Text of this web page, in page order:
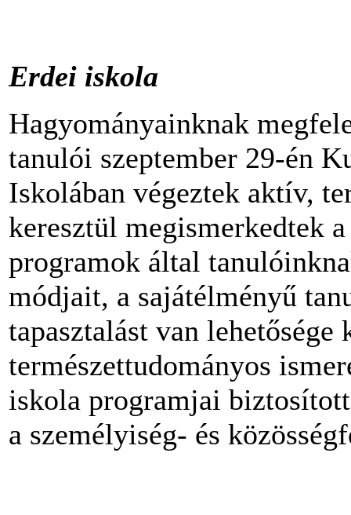
Erdei iskola
Hagyományainknak
tanulói szeptember 29-én
Iskolában végeztek aktív,
keresztül megismerkedtek
programok által
módjait, a sajátélményű
tapasztalást van
természettudományos
iskola programjai
a személyiség- és